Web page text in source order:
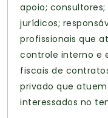
apoio; consultores;
jurídicos;
profissionais que
controle interno e
fiscais de
privado que
interessados no